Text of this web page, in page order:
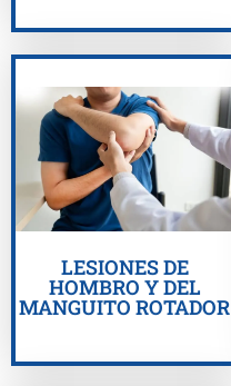
LESIONES DE
HOMBRO Y DEL
MANGUITO ROTADOR
OBTENGA AYUDA
AHORA